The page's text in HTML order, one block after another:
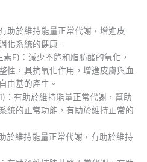
助於維持能量正常代謝，增進皮
化系統的健康。
E)：減少不飽和脂肪酸的氧化，
性，具抗氧化作用，增進皮膚與血
由基的產生。
：有助於維持能量正常代謝，幫助
統的正常功能，有助於維持正常的
於維持能量正常代謝，有助於維持